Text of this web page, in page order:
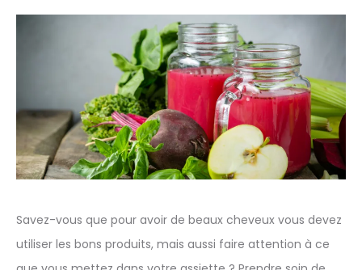
Savez-vous que pour avoir de beaux cheveux vous devez
utiliser les bons produits, mais aussi faire attention à ce